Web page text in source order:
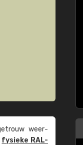
weer­
fysieke RAL-